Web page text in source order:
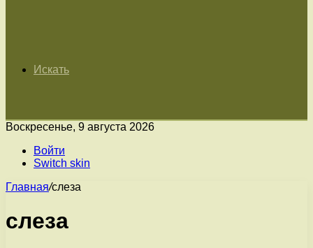
Искать
Воскресенье, 9 августа 2026
Войти
Switch skin
Главная/слеза
слеза